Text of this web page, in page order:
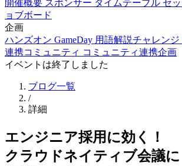
開催概要 スポンサー タイムテーブル セ
ョブボード
企画
ハンズオン GameDay 用語解説チャレンジ
連携コミュニティ コミュニティ連携企画
イベントは終了しました
ブログ一覧
/
詳細
エンジニア採用に効く！
クラウドネイティブ会議に